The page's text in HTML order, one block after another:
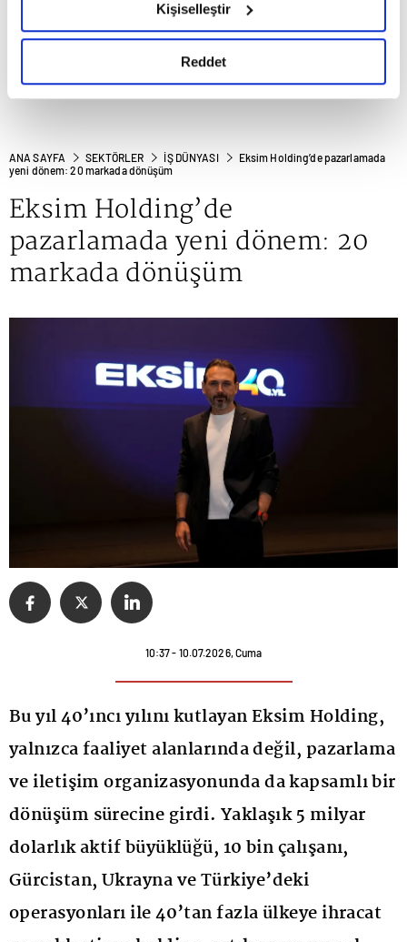
okumak ve sitemizi ziyaretiniz kapsamında
gerçekleştirilen veri işleme faaliyetleri ile ilgili daha
detaylı bilgi almak için lütfentıklayınız.
Kişiselleştir
Reddet
gösterici bir rol oynuyor.
ANA SAYFA SEKTÖRLER İŞ DÜNYASI
Eksim Holding’de pazarlamada
yeni dönem: 20 markada dönüşüm
Eksim Holding’de
pazarlamada yeni dönem: 20
markada dönüşüm
10:37 - 10.07.2026, Cuma
Bu yıl 40’ıncı yılını kutlayan Eksim Holding,
yalnızca faaliyet alanlarında değil, pazarlama
ve iletişim organizasyonunda da kapsamlı bir
dönüşüm sürecine girdi. Yaklaşık 5 milyar
dolarlık aktif büyüklüğü, 10 bin çalışanı,
Gürcistan, Ukrayna ve Türkiye’deki
operasyonları ile 40’tan fazla ülkeye ihracat